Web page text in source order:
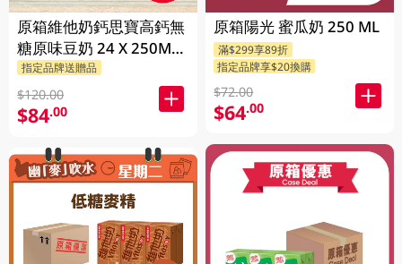
原箱維他奶鈣思寶高鈣無
糖原味豆奶 24 X 250ML
(新舊包裝隨機發貨)
指定品牌送贈品
$120.00
$84.00
原箱陽光 蜜瓜奶 250 ML
滿$299享89折
指定品牌享$20換購
$72.00
$64.00